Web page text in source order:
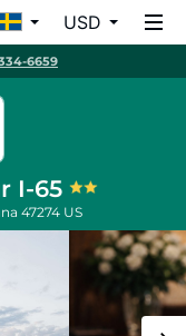
USD
6659
I-65
47274 US